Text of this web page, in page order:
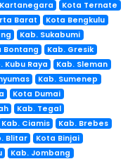
Kota Ternate
Barat
Kota Bengkulu
Kab. Sukabumi
Bontang
Kab. Gresik
Kubu Raya
Kab. Sleman
Kab. Sumenep
Kota Dumai
Kab. Tegal
Kab. Ciamis
Kab. Brebes
Blitar
Kota Binjai
Kab. Jombang